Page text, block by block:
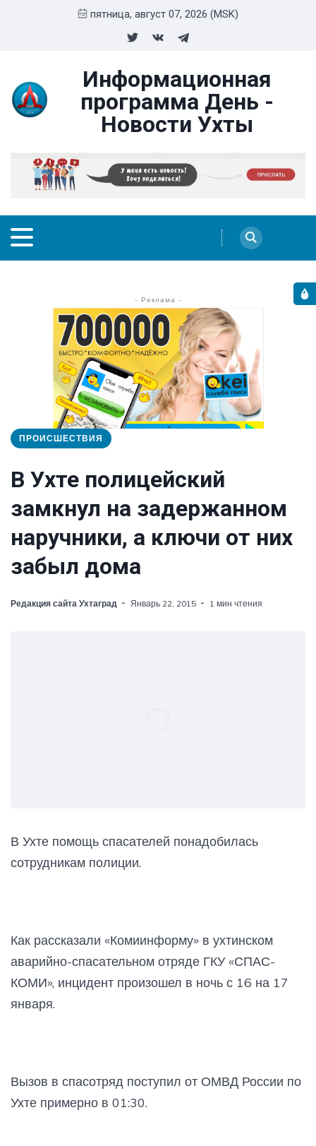
пятница, август 07, 2026 (MSK)
Информационная
программа День -
Новости Ухты
- Реклама -
ПРОИСШЕСТВИЯ
В Ухте полицейский
замкнул на задержанном
наручники, а ключи от них
забыл дома
Редакция сайта Ухтаград Январь 22, 2015 1 мин чтения
В Ухте помощь спасателей понадобилась
сотрудникам полиции.
Как рассказали «Комиинформу» в ухтинском
аварийно-спасательном отряде ГКУ «СПАС-
КОМИ», инцидент произошел в ночь с 16 на 17
января.
Вызов в спасотряд поступил от ОМВД России по
Ухте примерно в 01:30.